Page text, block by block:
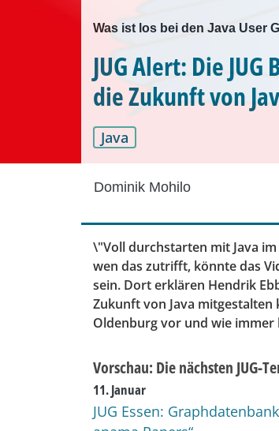
Was ist los bei den Java User
JUG Alert: Die
die Zukunft von
Java
Dominik Mohilo
\"Voll durchstarten mit Java
wen das zutrifft, könnte das
sein. Dort erklären Hendrik
Zukunft von Java mitgestalten
Oldenburg vor und wie
Vorschau: Die nächsten JUG-
11. Januar
JUG Essen: